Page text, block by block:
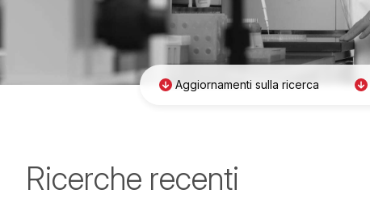
Aggiornamenti sulla ricerca
Ricerche recenti